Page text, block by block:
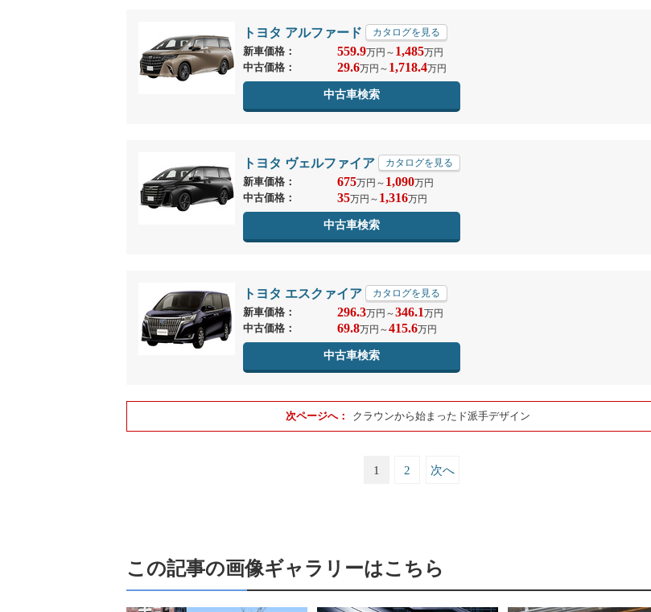
トヨタ アルファード カタログを見る
新車価格： 559.9万円 ～ 1,485万円
中古価格： 29.6万円 ～ 1,718.4万円
中古車検索
トヨタ ヴェルファイア カタログを見る
新車価格： 675万円 ～ 1,090万円
中古価格： 35万円 ～ 1,316万円
中古車検索
トヨタ エスクァイア カタログを見る
新車価格： 296.3万円 ～346.1万円
中古価格： 69.8万円 ～415.6万円
中古車検索
クラウンから始まったド派手デザイン
1 2 次へ
この記事の画像ギャラリーはこちら